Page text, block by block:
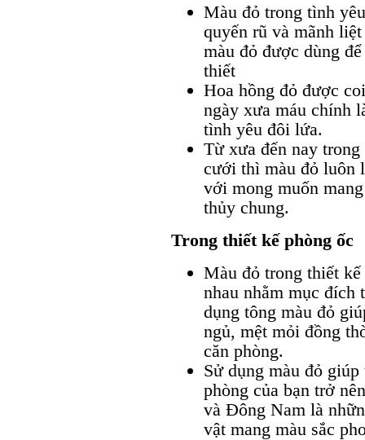
Màu đỏ trong tình
quyến rũ và mãnh
màu đỏ được dùng
thiết
Hoa hồng đỏ được
ngày xưa máu chính
tình yêu đôi lứa.
Từ xưa đến nay
cưới thì màu đỏ luôn
với mong muốn
thủy chung.
Trong thiết kế phòng ốc
Màu đỏ trong thiết
nhau nhằm mục đích
dụng tông màu đỏ
ngủ, mệt mỏi đồng
căn phòng.
Sử dụng màu đỏ
phòng của bạn trở
và Đông Nam là
vật mang màu sắc